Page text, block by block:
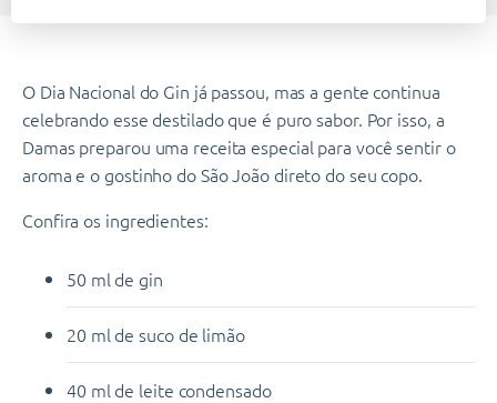
O Dia Nacional do Gin já passou, mas a gente continua
celebrando esse destilado que é puro sabor. Por isso, a
Damas preparou uma receita especial para você sentir o
aroma e o gostinho do São João direto do seu copo.
Confira os ingredientes:
50 ml de gin
20 ml de suco de limão
40 ml de leite condensado